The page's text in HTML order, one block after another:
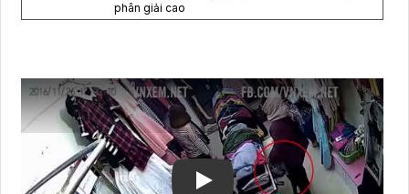
phân giải cao